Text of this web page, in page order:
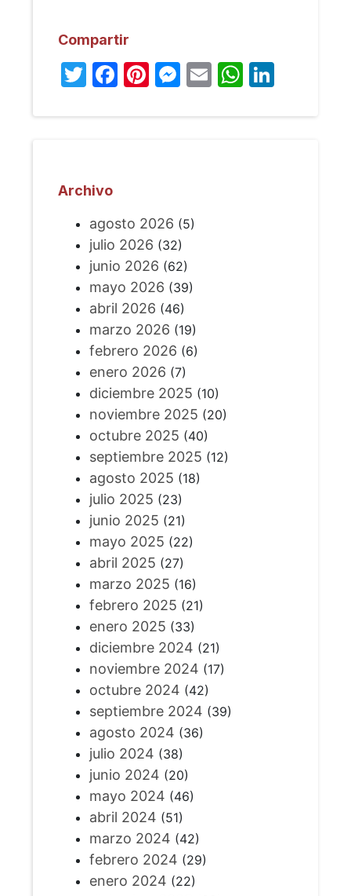
Compartir
Twitter
Facebook
Pinterest
Messenger
Email
Archivo
agosto 2026 (5)
julio 2026 (32)
junio 2026 (62)
mayo 2026 (39)
abril 2026 (46)
marzo 2026 (19)
febrero 2026 (6)
enero 2026 (7)
diciembre 2025 (10)
noviembre 2025 (20)
octubre 2025 (40)
septiembre 2025 (12)
agosto 2025 (18)
julio 2025 (23)
junio 2025 (21)
mayo 2025 (22)
abril 2025 (27)
marzo 2025 (16)
febrero 2025 (21)
enero 2025 (33)
diciembre 2024 (21)
noviembre 2024 (17)
octubre 2024 (42)
septiembre 2024 (39)
agosto 2024 (36)
julio 2024 (38)
junio 2024 (20)
mayo 2024 (46)
abril 2024 (51)
marzo 2024 (42)
febrero 2024 (29)
enero 2024 (22)